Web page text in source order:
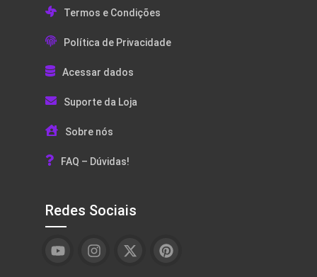
Termos e Condições
Política de Privacidade
Acessar dados
Suporte da Loja
Sobre nós
FAQ – Dúvidas!
Redes Sociais